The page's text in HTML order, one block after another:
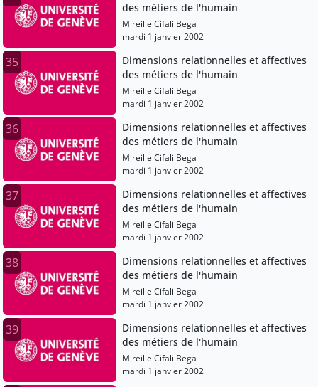
des métiers de l'humain
Mireille Cifali Bega
mardi 1 janvier 2002
35
Dimensions relationnelles et affectives
des métiers de l'humain
Mireille Cifali Bega
mardi 1 janvier 2002
36
Dimensions relationnelles et affectives
des métiers de l'humain
Mireille Cifali Bega
mardi 1 janvier 2002
37
Dimensions relationnelles et affectives
des métiers de l'humain
Mireille Cifali Bega
mardi 1 janvier 2002
38
Dimensions relationnelles et affectives
des métiers de l'humain
Mireille Cifali Bega
mardi 1 janvier 2002
39
Dimensions relationnelles et affectives
des métiers de l'humain
Mireille Cifali Bega
mardi 1 janvier 2002